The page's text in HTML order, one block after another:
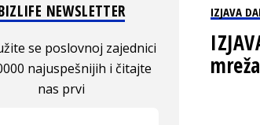
IZJAVA
NEWSLETTER
se poslovnoj zajednici
najuspešnijih i čitajte
nas prvi